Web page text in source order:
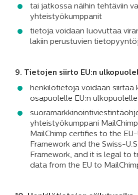
tai jatkossa näihin tehtäviin
yhteistyökumppanit
tietoja voidaan luovuttaa
lakiin perustuvien
9. Tietojen siirto EU:n
henkilötietoja voidaan siirtää
osapuolelle EU:n
yhteistyökumppani
MailChimp certifies to the EU-
Framework and the Swiss-
Framework, and it is legal to
data from the EU to